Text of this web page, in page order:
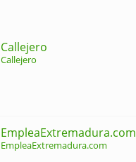
Callejero
Callejero
EmpleaExtremadura.com
EmpleaExtremadura.com